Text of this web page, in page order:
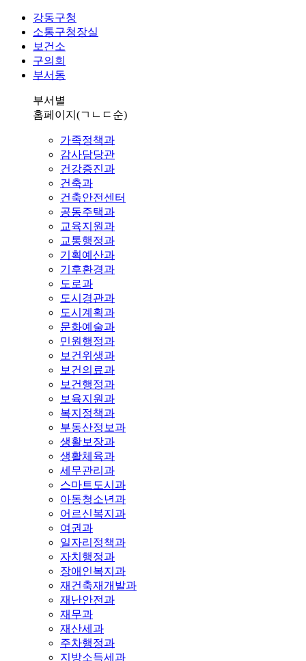
강동구청
소통구청장실
보건소
구의회
부서동
부서별
홈페이지 (ㄱㄴㄷ순)
가족정책과
감사담당관
건강증진과
건축과
건축안전센터
공동주택과
교육지원과
교통행정과
기획예산과
기후환경과
도로과
도시경관과
도시계획과
문화예술과
민원행정과
보건위생과
보건의료과
보건행정과
보육지원과
복지정책과
부동산정보과
생활보장과
생활체육과
세무관리과
스마트도시과
아동청소년과
어르신복지과
여권과
일자리정책과
자치행정과
장애인복지과
재건축재개발과
재난안전과
재무과
재산세과
주차행정과
지방소득세과